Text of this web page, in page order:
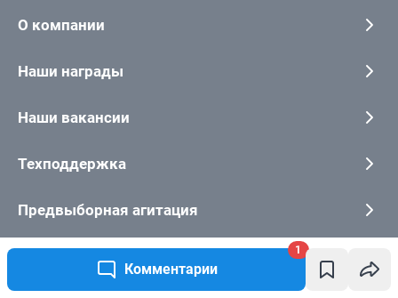
Комментарии
1
О компании
Наши награды
Наши вакансии
Техподдержка
Предвыборная агитация